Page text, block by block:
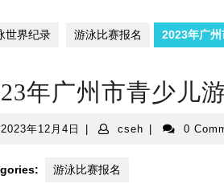
世界纪录 游泳比赛报名 2023年广
年广州市青少儿
2023年12月4日
2023
月
cseh cseh 0
游泳比赛报名